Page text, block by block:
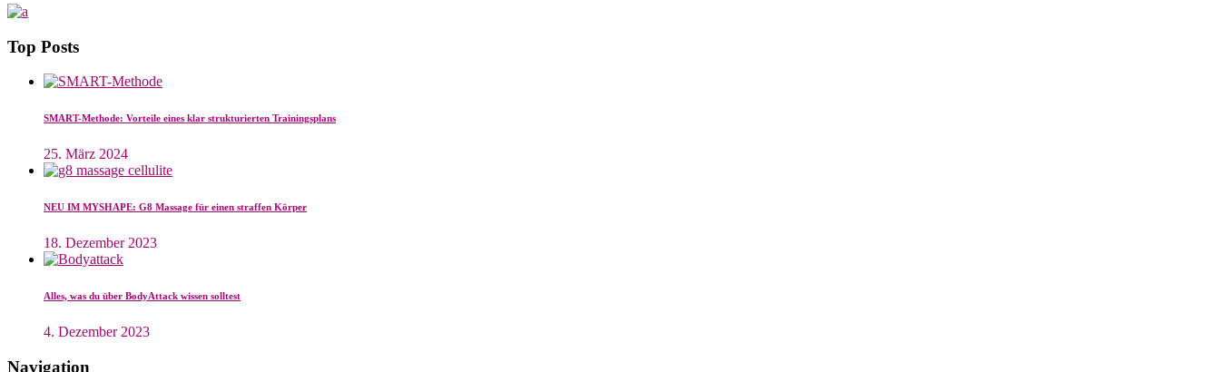
Top Posts
SMART-Methode: Vorteile eines klar strukturierten Trainingsplans
25. März 2024
NEU IM MYSHAPE: G8 Massage für einen straffen Körper
18. Dezember 2023
Alles, was du über BodyAttack wissen solltest
4. Dezember 2023
Navigation